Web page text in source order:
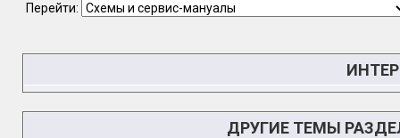
Перейти:
ДРУГИЕ ТЕМЫ